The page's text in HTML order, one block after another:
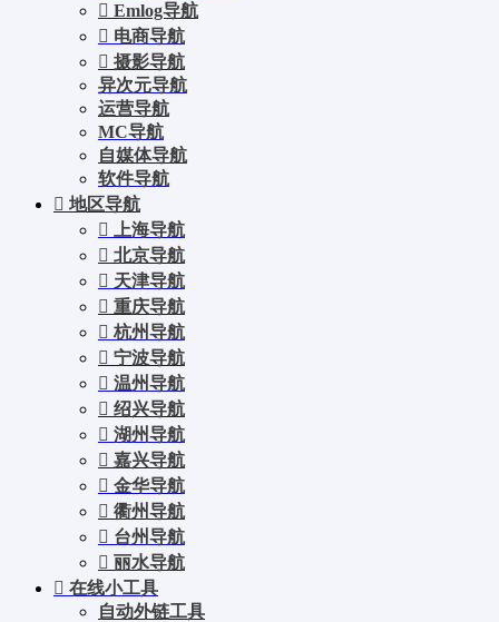
Emlog导航
电商导航
摄影导航
异次元导航
运营导航
MC导航
自媒体导航
软件导航
地区导航
上海导航
北京导航
天津导航
重庆导航
杭州导航
宁波导航
温州导航
绍兴导航
湖州导航
嘉兴导航
金华导航
衢州导航
台州导航
丽水导航
在线小工具
自动外链工具